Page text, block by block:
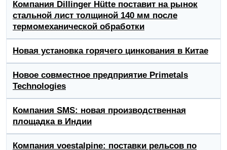
Компания Dillinger Hütte поставит на рынок
стальной лист толщиной 140 мм после
термомеханической обработки
Новая установка горячего цинкования в Китае
Новое совместное предприятие Primetals
Technologies
Компания SMS: новая производственная
площадка в Индии
Компания voestalpine: поставки рельсов по